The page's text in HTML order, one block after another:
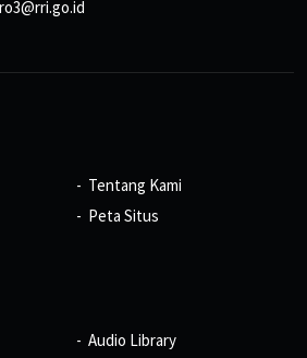
Tentang Kami
Peta Situs
Audio Library